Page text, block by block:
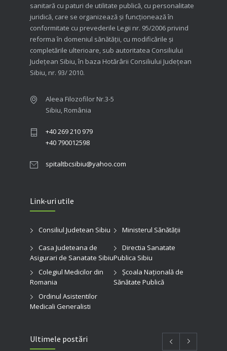
sanitară cu paturi de utilitate publică, cu personalitate
juridică, care se organizează şi funcţionează în
conformitate cu prevederile Legii nr. 95/2006 privind
reforma în domeniul sănătăţii, cu modificările şi
completările ulterioare, sub autoritatea Consiliului
Judeţean Sibiu, în baza Hotărârii Consiliului Judeţean
Sibiu, nr. 93/ 2010.
Aleea Filozofilor Nr.3-5
Sibiu, România
+40 269 210 979
+40 790012598
spitaltbcsibiu@yahoo.com
Link-uri utile
Consiliul Judetean Sibiu
Ministerul Sănătății
Casa Judeteana de
Asigurari de Sanatate Sibiu
Directia Sanatate
Publica Sibiu
Colegiul Medicilor din
Romania
Şcoala Naţională de
Sănătate Publică
Ordinul Asistentilor
Medicali Generalisti
Ultimele postări